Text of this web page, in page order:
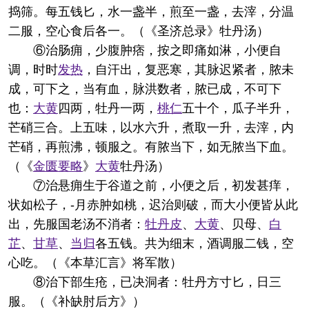
捣筛。每五钱匕，水一盏半，煎至一盏，去滓，分温
二服，空心食后各一。（《圣济总录》牡丹汤）
⑥治肠痈，少腹肿痞，按之即痛如淋，小便自
调，时时发热 ，自汗出，复恶寒，其脉迟紧者，脓未
成，可下之，当有血，脉洪数者，脓已成，不可下
也： 大黄四两，牡丹一两， 桃仁五十个，瓜子半升，
芒硝三合。上五味，以水六升，煮取一升，去滓，内
芒硝，再煎沸，顿服之。有脓当下，如无脓当下血。
（《金匮要略》 大黄牡丹汤）
⑦治悬痈生于谷道之前，小便之后，初发甚痒，
状如松子，-月赤肿如桃，迟治则破，而大小便皆从此
出，先服国老汤不消者： 牡丹皮、 大黄、贝母、 白
芷、 甘草、 当归各五钱。共为细末，酒调服二钱，空
心吃。（《本草汇言》将军散）
⑧治下部生疮，已决洞者：牡丹方寸匕，日三
服。（《补缺肘后方》）